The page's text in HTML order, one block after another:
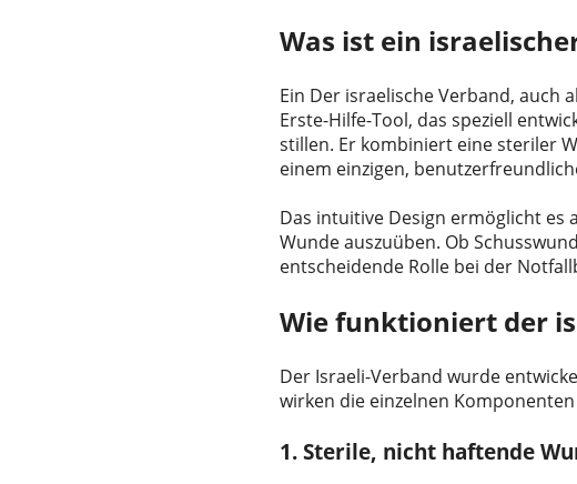
Was ist ein
Ein Der israelische Verband,
Erste-Hilfe-Tool, das speziell
stillen. Er kombiniert eine steriler
einem einzigen,
Das intuitive Design ermöglicht es
Wunde auszuüben. Ob
entscheidende Rolle bei der
Wie funktioniert der
Der Israeli-Verband wurde
wirken die einzelnen
1. Sterile, nicht haftende